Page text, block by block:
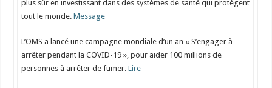
plus sûr en investissant dans des systèmes de santé qui protègent
tout le monde. Message
L’OMS a lancé une campagne mondiale d’un an « S’engager à
arrêter pendant la COVID-19 », pour aider 100 millions de
personnes à arrêter de fumer. Lire